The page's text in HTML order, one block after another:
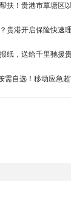
扶！贵港市覃塘区
贵港开启保险快速
纸，送给千里驰援
需自选！移动应急